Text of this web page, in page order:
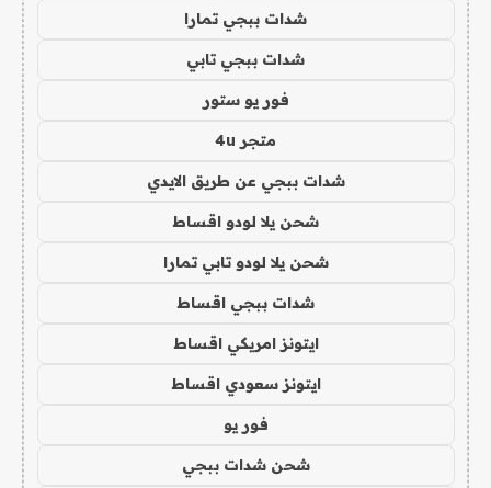
شدات ببجي تمارا
شدات ببجي تابي
فور يو ستور
متجر 4u
شدات ببجي عن طريق الايدي
شحن يلا لودو اقساط
شحن يلا لودو تابي تمارا
شدات ببجي اقساط
ايتونز امريكي اقساط
ايتونز سعودي اقساط
فور يو
شحن شدات ببجي